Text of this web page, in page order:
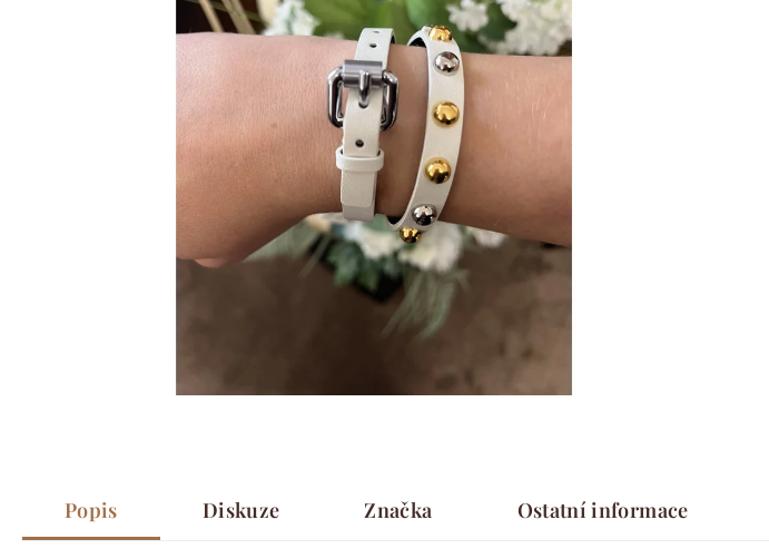
Popis Diskuze Značka Ostatní informace